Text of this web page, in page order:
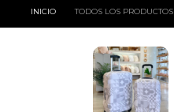
INICIO TODOS LOS PRODUCTOS